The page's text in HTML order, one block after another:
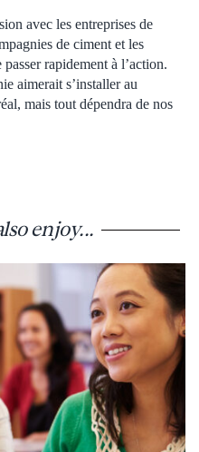
avec les entreprises de
de ciment et les
rapidement à l’action.
aimerait s’installer au
mais tout dépendra de nos
enjoy...